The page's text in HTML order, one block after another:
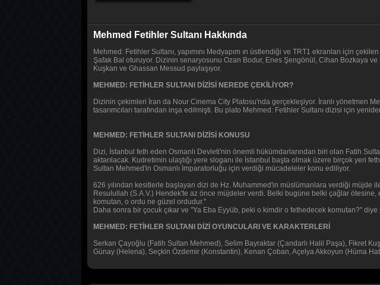
Mehmed Fetihler Sultanı Hakkında
Mehmed: Fetihler Sultanı, yapımını Medyapım ın üstlendiği ve TRT1 ekranları için
Şafak Bal oturuyor. Dizinin senaryosunu Ozan Bodur, Enes Şengönül, Cihan Bozkaya
Kuşkan ve Ghassan Messud paylaşıyor.
MEHMED: FETİHLER SULTANI DİZİSİ NEREDE ÇEKİLİYOR?
Dizinin çekimleri İran da Nour Cinema City Platosu'nda gerçekleşiyor. İranlı yönetmen
tasarımcıları tarafından inşa edilmişti. Bu plato Mehmed: Fetihler Sultanı dizisi için
MEHMED: FETİHLER SULTANI DİZİSİ KONUSU
Dizi, İstanbul feth eden Osmanlı Devleti'nin önemli hükümdarlarından biri olan Fatih
aktarılacak. Kudretimin ulaştığı yere sloganı ile İstanbul başta olmak üzere birçok yeri
Sultan Mehmed'in Osmanlı İmparatorluğu için verdiği mücadeleler konu ediliyor.
626 yılından kesitlerle başlayan dizi de Hz. Muhammed'in müslümanlara verdiği müjde
Resulullah (S.A.V.) Hendek'te az önce müjdeler verdi. Belki bugüne belki çağlar
komutan, o ordu ne güzel ordudur.''
Daha sonra bir çocuk çıkar ve ''Ya Eba Eyyüb, peki o kimdir o fethedecek komutan?''
MEHMED: FETİHLER SULTANI DİZİ OYUNCULARI VE KARAKTERLERİ
Serkan Çayoğlu (Fatih Sultan Mehmed), Selim Bayraktar (Çandarlı Halil Paşa), Fikret
Günay (Helena), Seçkin Özdemir (Konstantin), Kenan Çoban, Açelya Akkoyun (Hüma